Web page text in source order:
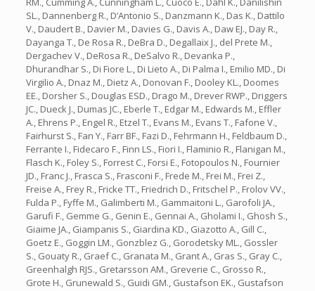
SL., Dannenberg R., D’Antonio S., Danzmann K., Das K., Dattilo
V., Daudert B., Davier M., Davies G., Davis A., Daw EJ., Day R.,
Dayanga T., De Rosa R., DeBra D., Degallaix J., del Prete M.,
Dergachev V., DeRosa R., DeSalvo R., Devanka P.,
Dhurandhar S., Di Fiore L., Di Lieto A., Di Palma I., Emilio MD., Di
Virgilio A., Dnaz M., Dietz A., Donovan F., Dooley KL., Doomes
EE., Dorsher S., Douglas ESD., Drago M., Drever RWP., Driggers
JC., Dueck J., Dumas JC., Eberle T., Edgar M., Edwards M., Effler
A., Ehrens P., Engel R., Etzel T., Evans M., Evans T., Fafone V.,
Fairhurst S., Fan Y., Farr BF., Fazi D., Fehrmann H., Feldbaum D.,
Ferrante I., Fidecaro F., Finn LS., Fiori I., Flaminio R., Flanigan M.,
Flasch K., Foley S., Forrest C., Forsi E., Fotopoulos N., Fournier
JD., Franc J., Frasca S., Frasconi F., Frede M., Frei M., Frei Z.,
Freise A., Frey R., Fricke TT., Friedrich D., Fritschel P., Frolov VV.,
Fulda P., Fyffe M., Galimberti M., Gammaitoni L., Garofoli JA.,
Garufi F., Gemme G., Genin E., Gennai A., Gholami I., Ghosh S.,
Giaime JA., Giampanis S., Giardina KD., Giazotto A., Gill C.,
Goetz E., Goggin LM., Gonzblez G., Gorodetsky ML., Gossler
S., Gouaty R., Graef C., Granata M., Grant A., Gras S., Gray C.,
Greenhalgh RJS., Gretarsson AM., Greverie C., Grosso R.,
Grote H., Grunewald S., Guidi GM., Gustafson EK., Gustafson